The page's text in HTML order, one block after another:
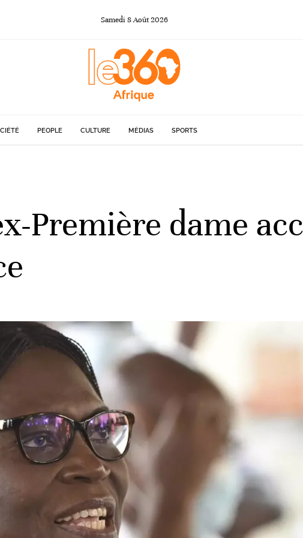
Samedi 8Août2026
PEOPLE CULTURE MÉDIAS SPORTS
Première dame